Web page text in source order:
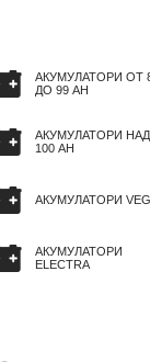
АКУМУЛАТОРИ ОТ
ДО 99 AH
АКУМУЛАТОРИ НАД
100 AH
АКУМУЛАТОРИ
АКУМУЛАТОРИ
ELECTRA